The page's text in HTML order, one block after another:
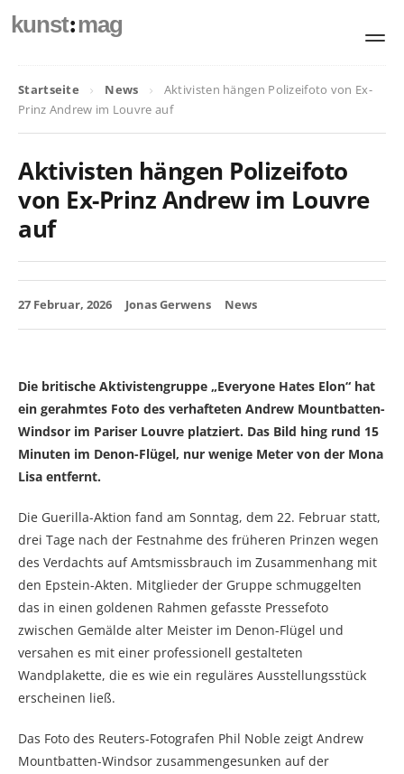
kunst:mag
Startseite News
Aktivisten hängen Polizeifoto von Ex-
Prinz Andrew im Louvre auf
Aktivisten hängen Polizeifoto
von Ex-Prinz Andrew im Louvre
auf
27 Februar, 2026 Jonas Gerwens News
Die britische Aktivistengruppe „Everyone Hates Elon“ hat
ein gerahmtes Foto des verhafteten Andrew Mountbatten-
Windsor im Pariser Louvre platziert. Das Bild hing rund 15
Minuten im Denon-Flügel, nur wenige Meter von der Mona
Lisa entfernt.
Die Guerilla-Aktion fand am Sonntag, dem 22. Februar statt,
drei Tage nach der Festnahme des früheren Prinzen wegen
des Verdachts auf Amtsmissbrauch im Zusammenhang mit
den Epstein-Akten. Mitglieder der Gruppe schmuggelten
das in einen goldenen Rahmen gefasste Pressefoto
zwischen Gemälde alter Meister im Denon-Flügel und
versahen es mit einer professionell gestalteten
Wandplakette, die es wie ein reguläres Ausstellungsstück
erscheinen ließ.
Das Foto des Reuters-Fotografen Phil Noble zeigt Andrew
Mountbatten-Windsor zusammengesunken auf der